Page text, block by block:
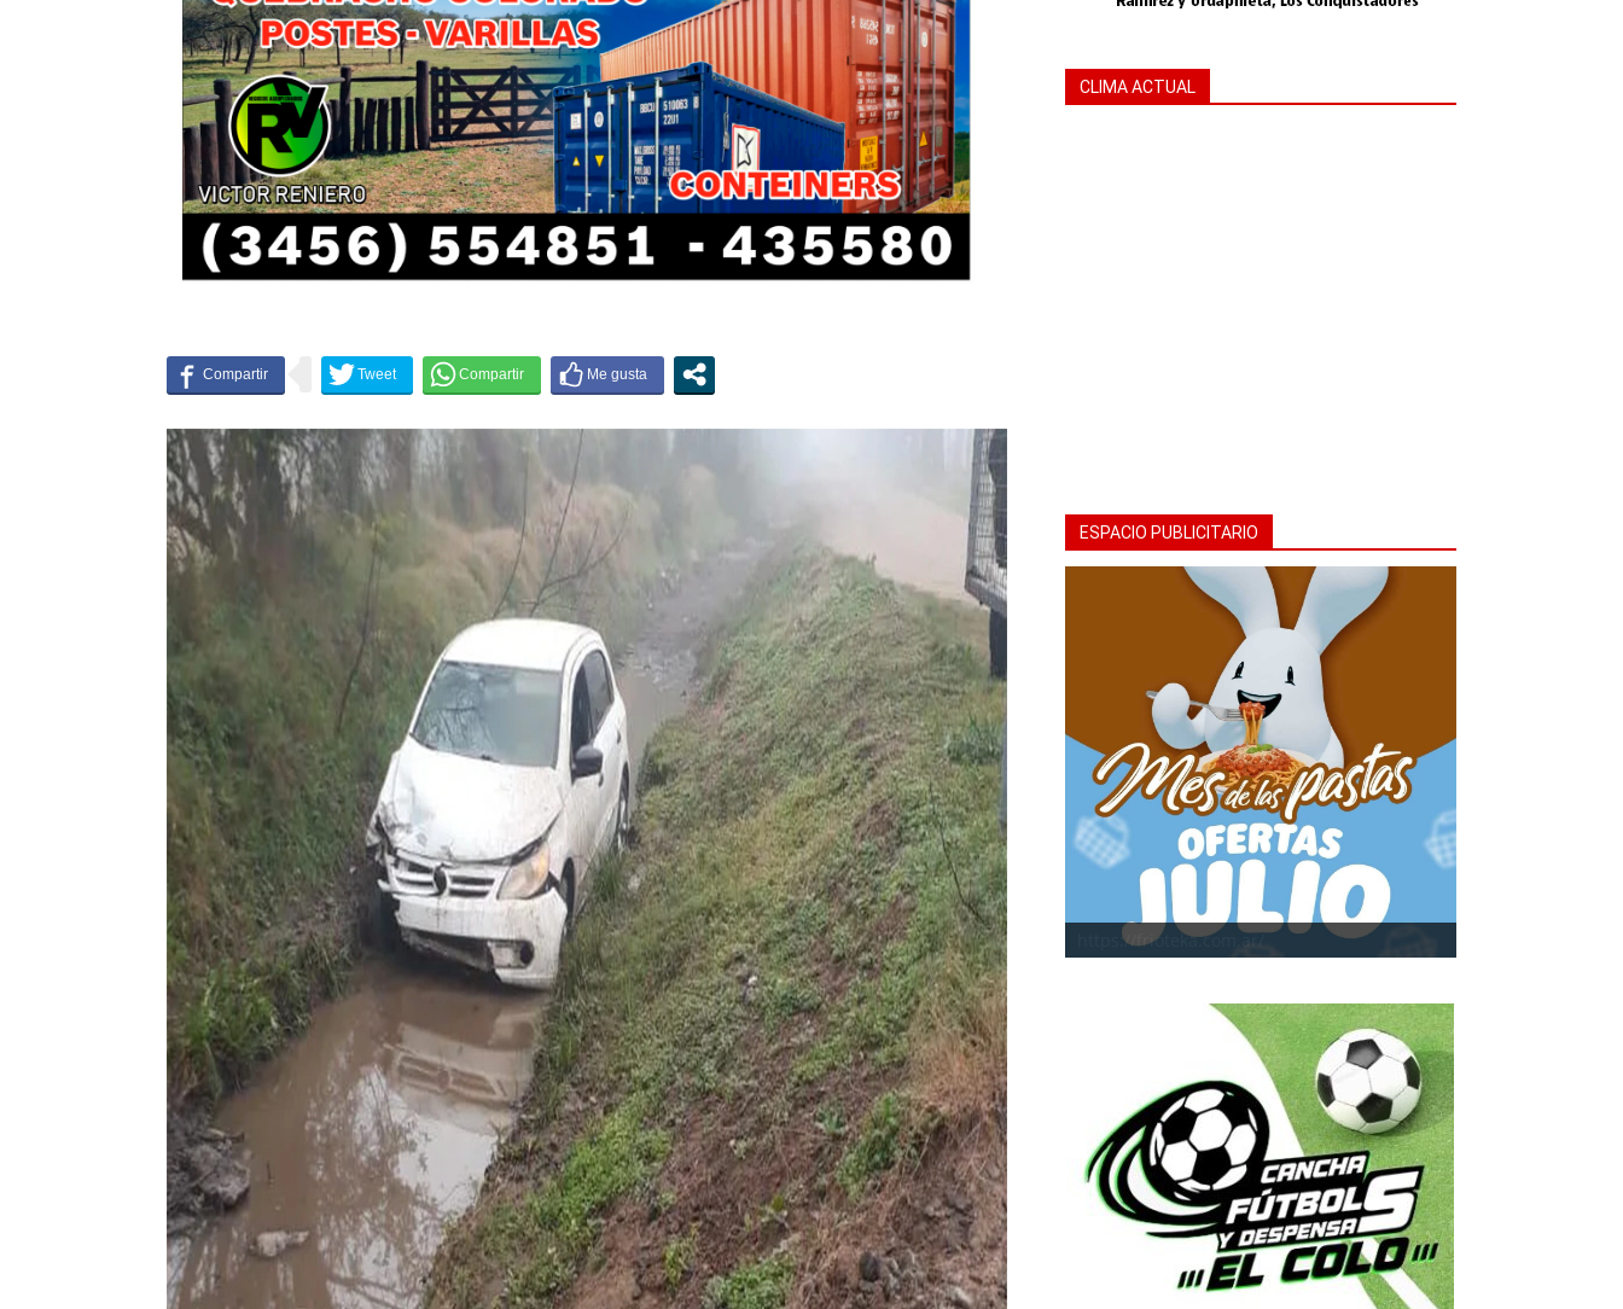
CLIMA ACTUAL
ESPACIO PUBLICITARIO
https://frioteka.com.ar/